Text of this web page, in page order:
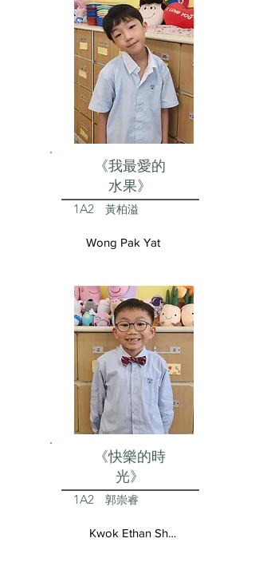
《我最愛的
水果》
1A2 黃柏溢
Wong Pak Yat
《快樂的時
光》
1A2 郭崇睿
Kwok Ethan Shun Yui